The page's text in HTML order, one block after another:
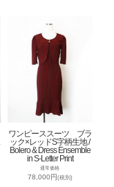
ワンピーススーツ ブラ
ック×レッドS字柄生地 /
Bolero & Dress Ensemble
in S-Letter Print
通常価格
78,000円(税別)